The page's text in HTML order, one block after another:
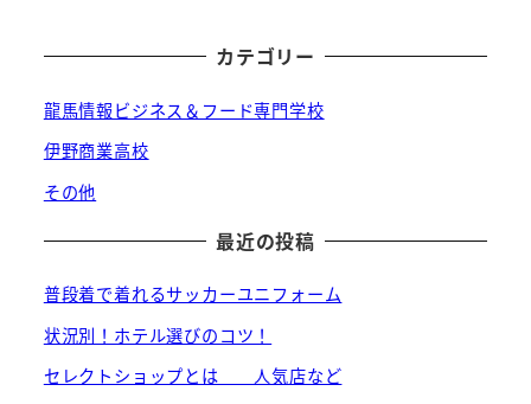
カテゴリー
龍馬情報ビジネス＆フード専門学校
伊野商業高校
その他
最近の投稿
普段着で着れるサッカーユニフォーム
状況別！ホテル選びのコツ！
セレクトショップとは 人気店など